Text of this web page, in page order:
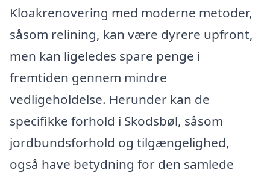
Kloakrenovering med moderne metoder,
såsom relining, kan være dyrere upfront,
men kan ligeledes spare penge i
fremtiden gennem mindre
vedligeholdelse. Herunder kan de
specifikke forhold i Skodsbøl, såsom
jordbundsforhold og tilgængelighed,
også have betydning for den samlede